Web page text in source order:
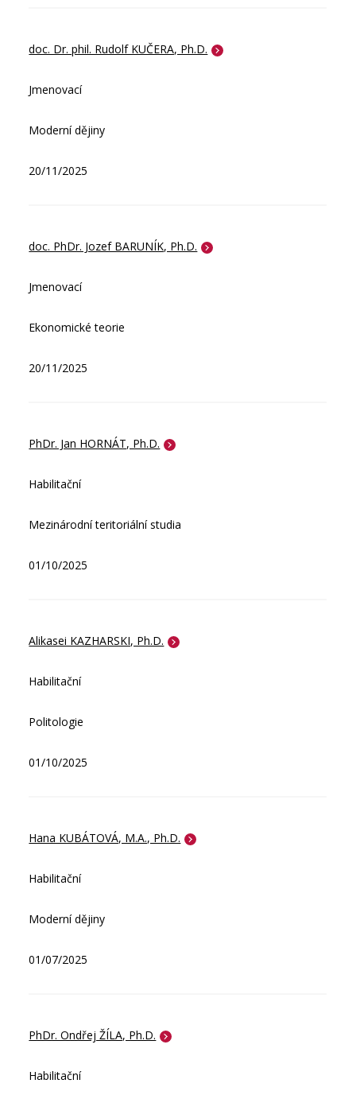
doc. Dr. phil. Rudolf KUČERA, Ph.D.
Jmenovací
Moderní dějiny
20/11/2025
doc. PhDr. Jozef BARUNÍK, Ph.D.
Jmenovací
Ekonomické teorie
20/11/2025
PhDr. Jan HORNÁT, Ph.D.
Habilitační
Mezinárodní teritoriální studia
01/10/2025
Alikasei KAZHARSKI, Ph.D.
Habilitační
Politologie
01/10/2025
Hana KUBÁTOVÁ, M.A., Ph.D.
Habilitační
Moderní dějiny
01/07/2025
PhDr. Ondřej ŽÍLA, Ph.D.
Habilitační